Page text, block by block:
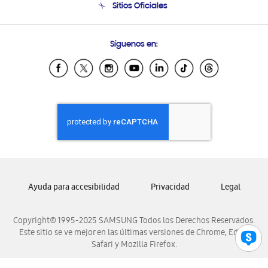
Condiciones de Compra
Soporte vía eMail
Sitios Oficiales
Samsung Ecuador
Samsung El Salvador
Samsung Honduras
Samsung Nicaragua
Samsung Panamá
Samsung Venezuela
Síguenos en:
Copyright© 1995-2025 SAMSUNG Todos los Derechos Reservados.
Este sitio se ve mejor en las últimas versiones de Chrome, Edge,
Safari y Mozilla Firefox.
Ayuda para accesibilidad Privacidad Legal